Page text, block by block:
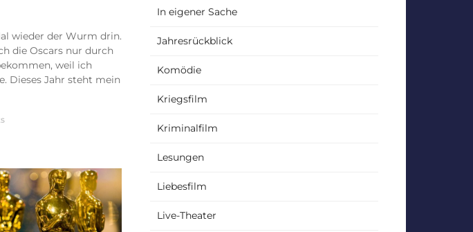
wieder der Wurm drin.
die Oscars nur durch
weil ich
Dieses Jahr steht mein
In eigener Sache
Jahresrückblick
Komödie
Kriegsfilm
Kriminalfilm
Lesungen
Liebesfilm
Live-Theater